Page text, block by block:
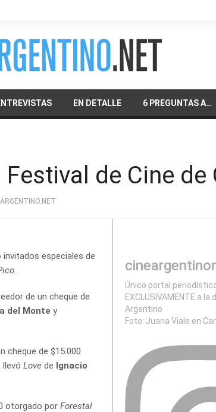
EN DETALLE 6 PREGUNTAS A…
de Cine de
especiales de
.
de un cheque de
del Monte y
cheque de $15.000
llevó Love de Ignacio
otorgado por Forestal
Único portal
EXCLUSIVAMENTE a la
Argentino
Foto: Juana Viale en